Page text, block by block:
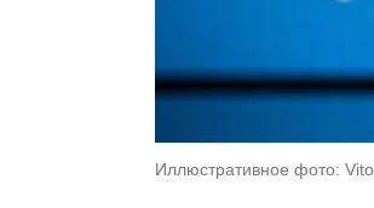
Иллюстративное фото: